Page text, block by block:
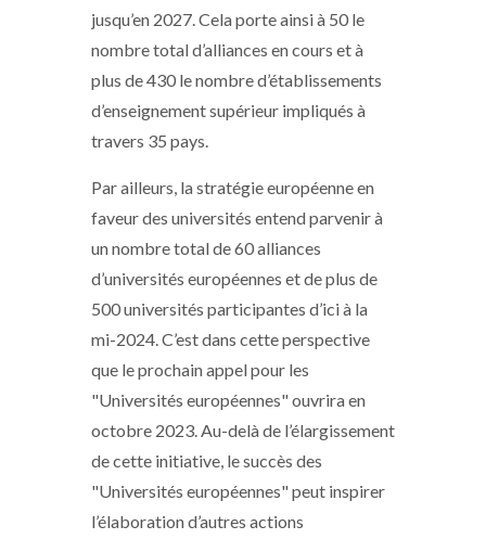
jusqu’en 2027. Cela porte ainsi à 50 le
nombre total d’alliances en cours et à
plus de 430 le nombre d’établissements
d’enseignement supérieur impliqués à
travers 35 pays.
Par ailleurs, la stratégie européenne en
faveur des universités entend parvenir à
un nombre total de 60 alliances
d’universités européennes et de plus de
500 universités participantes d’ici à la
mi-2024. C’est dans cette perspective
que le prochain appel pour les
"Universités européennes" ouvrira en
octobre 2023. Au-delà de l’élargissement
de cette initiative, le succès des
"Universités européennes" peut inspirer
l’élaboration d’autres actions